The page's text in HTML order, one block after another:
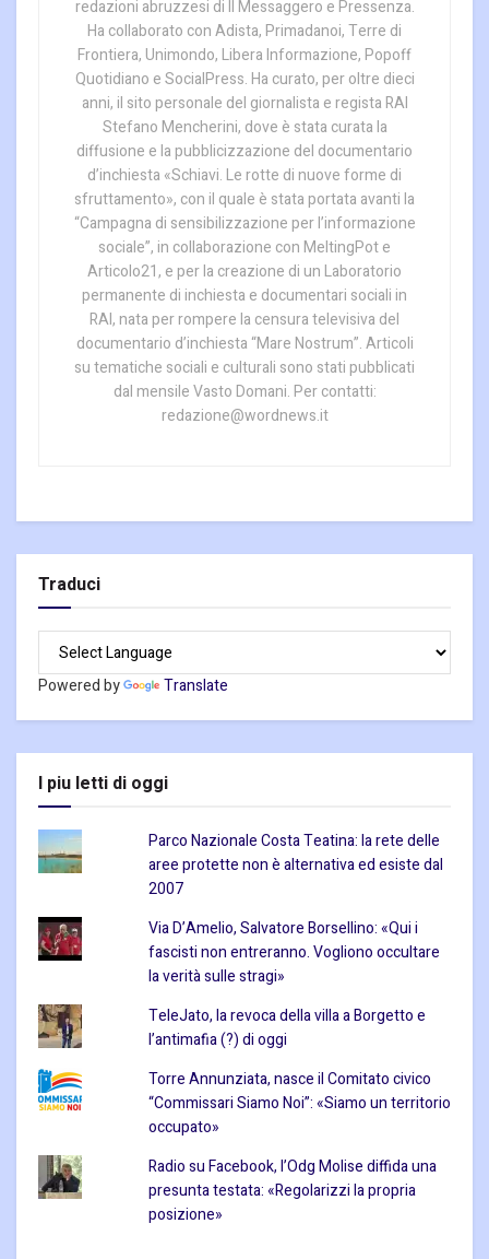
redazioni abruzzesi di Il Messaggero e Pressenza.
Ha collaborato con Adista, Primadanoi, Terre di
Frontiera, Unimondo, Libera Informazione, Popoff
Quotidiano e SocialPress. Ha curato, per oltre dieci
anni, il sito personale del giornalista e regista RAI
Stefano Mencherini, dove è stata curata la
diffusione e la pubblicizzazione del documentario
d’inchiesta «Schiavi. Le rotte di nuove forme di
sfruttamento», con il quale è stata portata avanti la
“Campagna di sensibilizzazione per l’informazione
sociale”, in collaborazione con MeltingPot e
Articolo21, e per la creazione di un Laboratorio
permanente di inchiesta e documentari sociali in
RAI, nata per rompere la censura televisiva del
documentario d’inchiesta “Mare Nostrum”. Articoli
su tematiche sociali e culturali sono stati pubblicati
dal mensile Vasto Domani. Per contatti:
redazione@wordnews.it
Traduci
Powered by Translate
I piu letti di oggi
Parco Nazionale Costa Teatina: la rete delle
aree protette non è alternativa ed esiste dal
2007
Via D’Amelio, Salvatore Borsellino: «Qui i
fascisti non entreranno. Vogliono occultare
la verità sulle stragi»
TeleJato, la revoca della villa a Borgetto e
l’antimafia (?) di oggi
Torre Annunziata, nasce il Comitato civico
“Commissari Siamo Noi”: «Siamo un territorio
occupato»
Radio su Facebook, l’Odg Molise diffida una
presunta testata: «Regolarizzi la propria
posizione»